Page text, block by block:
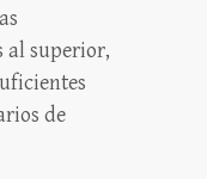
al superior,
de